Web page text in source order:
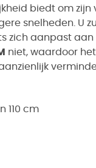
biedt om zijn
snelheden. U
zich aanpast aan
niet, waardoor
110 cm